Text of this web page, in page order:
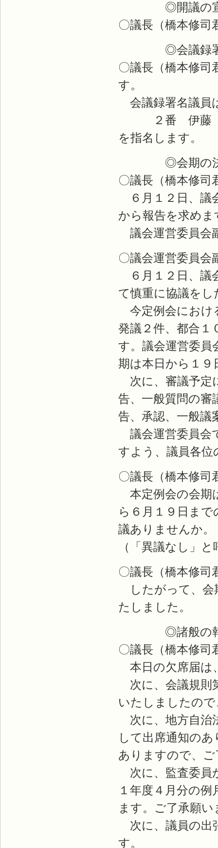
◎開議の
〇議長（橋本修
◎会議録署名
〇議長（橋本修
す。
会議録署名議員
２番 伊藤
を指名します。
◎会期の
〇議長（橋本修
６月１２日、議
から報告を求めま
議会運営委員会
〇議会運営委員
６月１２日、議
て慎重に協議を
今定例会におけ
発議２件、都合１
す。議会運営委員
期は本日から１
次に、審議予定
告、一般質問の審
告、承認、一般議
議会運営委員会
すよう、議員各
〇議長（橋本修
本定例会の会期
ら６月１９日ま
議ありませんか。
（「異議なし」
〇議長（橋本修
したがって、会
たしました。
◎諸般の
〇議長（橋本修
本日の欠席届は
次に、会議規則
いたしましたの
次に、地方自治
して出席通知の
ありますので、
次に、監査委員
１年度４月分の
ます。ご了承願い
次に、議員の出
す。